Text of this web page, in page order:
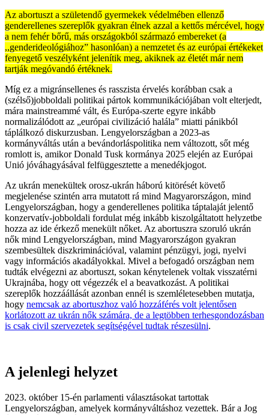
Az abortuszt a születendő gyermekek védelmében ellenző
genderellenes szereplők gyakran élnek azzal a kettős mércével, hogy
a nem fehér bőrű, más országokból származó embereket (a
,,genderideológiához” hasonlóan) a nemzetet és az európai értékeket
fenyegető veszélyként jelenítik meg, akiknek az életét már nem
tartják megóvandó értéknek.
Míg ez a migránsellenes és rasszista érvelés korábban csak a
(szélső)jobboldali politikai pártok kommunikációjában volt elterjedt,
mára mainstreammé vált, és Európa-szerte egyre inkább
normalizálódott az „európai civilizáció halála” miatti pánikból
táplálkozó diskurzusban. Lengyelországban a 2023-as
kormányváltás után a bevándorláspolitika nem változott, sőt még
romlott is, amikor Donald Tusk kormánya 2025 elején az Európai
Unió jóváhagyásával felfüggesztette a menedékjogot.
Az ukrán menekültek orosz-ukrán háború kitörését követő
megjelenése szintén arra mutatott rá mind Magyarországon, mind
Lengyelországban, hogy a genderellenes politika táptalaját jelentő
konzervatív-jobboldali fordulat még inkább kiszolgáltatott helyzetbe
hozza az ide érkező menekült nőket. Az abortuszra szoruló ukrán
nők mind Lengyelországban, mind Magyarországon gyakran
szembesültek diszkriminációval, valamint pénzügyi, jogi, nyelvi
vagy információs akadályokkal. Mivel a befogadó országban nem
tudták elvégezni az abortuszt, sokan kénytelenek voltak visszatérni
Ukrajnába, hogy ott végezzék el a beavatkozást. A politikai
szereplők hozzáállását azonban ennél is szemléletesebben mutatja,
hogy nemcsak az abortuszhoz való hozzáférés volt jelentősen
korlátozott az ukrán nők számára, de a legtöbben terhesgondozásban
is csak civil szervezetek segítségével tudtak részesülni.
A jelenlegi helyzet
2023. október 15-én parlamenti választásokat tartottak
Lengyelországban, amelyek kormányváltáshoz vezettek. Bár a Jog